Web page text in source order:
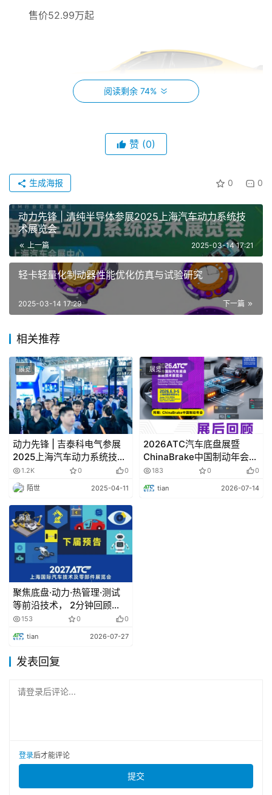
售价52.99万起
1 动力系统
小米SU7 Ultra搭载强悍的三电机全轮驱动系统（两台
V8s电机与一台V6s电机），峰值功率达到惊人的1548马
力，扭矩高达1135牛·米。仅需1.98秒即可完成0-100km/h
加速，5.86秒内完成0-200km/h加速，极速可达
350km/h。
车身采用了轻质的碳纤维组件和铝合金复合材料，整备
质量仅为2360kg，实现了655.93马力/吨的卓越功率质量
比。配备的闭式双腔空气弹簧、赛道级散热系统以及碳陶瓷
制动盘，使得百公里制动距离仅需30.8米。
2 电池系统
麒麟II赛道专用电池支持5.2C超快充技术，10%-80%的
充电仅需12分钟，续航里程可达630km。即使在低电量状
需求。通过了55℃高温热失控测试，内阻降至行业最低，
达，配备双英伟达Orin-X芯片，提供508TOPS的超强算
力，支持L2级自动驾驶功能，包括全速自适应巡航、自动
阅读剩余 74%
赞 (0)
0 0
生成海报
动力先锋 | 清纯半导体参展2025上海汽车动力系统技
术展览会
上一篇 2025-03-14 17:21
轻卡轻量化制动器性能优化仿真与试验研究
下一篇
2025-03-14 17:29
相关推荐
展览
动力先锋 | 吉泰科电气参展
2025上海汽车动力系统技术
展览会
1.2K 0 0
陌世 2025-04-11
展览
2026ATC汽车底盘展暨
ChinaBrake中国制动年会精
彩回顾｜2027精彩继续，行
业盛会再启新程！
183 0 0
tian 2026-07-14
展览
聚焦底盘·动力·热管理·测试
等前沿技术， 2分钟回顾
2026ATC汽车技术及零部件
展高光瞬间！
153 0 0
tian 2026-07-27
发表回复
请登录后评论...
登录后才能评论
提交